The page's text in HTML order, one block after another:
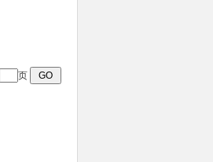
页